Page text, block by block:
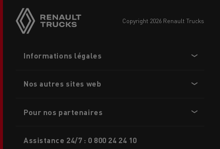
buttons
copyright 2026 Renault Trucks
menu
Informations légales
Nos autres sites web
Pour nos partenaires
Assistance 24/7 : 0 800 24 24 10